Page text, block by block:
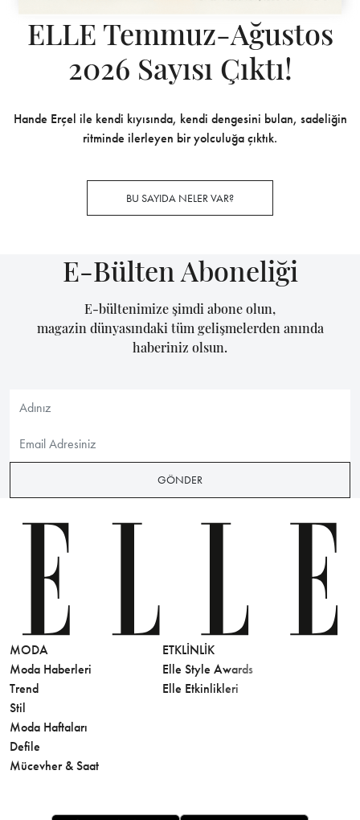
ELLE Temmuz-Ağustos
2026 Sayısı Çıktı!
Hande Erçel ile kendi kıyısında, kendi dengesini bulan, sadeliğin
ritminde ilerleyen bir yolculuğa çıktık.
BU SAYIDA NELER VAR?
E-Bülten Aboneliği
E-bültenimize şimdi abone olun,
magazin dünyasındaki tüm gelişmelerden anında
haberiniz olsun.
GÖNDER
MODA
Moda Haberleri
Trend
Stil
Moda Haftaları
Defile
Mücevher & Saat
ETKLINLIK
Elle Style Awards
Elle Etkinlikleri